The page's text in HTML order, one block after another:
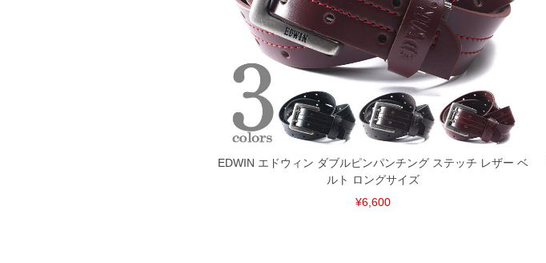
EDWIN エドウィン ダブルピンパンチング ステッチ レザー ベ
ルト ロングサイズ
¥6,600